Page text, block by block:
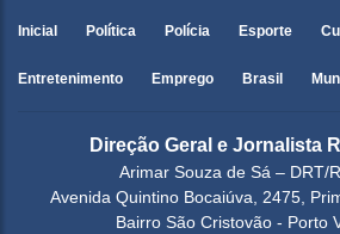
Inicial Política Polícia Esporte
Entretenimento Emprego Brasil
Direção Geral e Jornalista
Arimar Souza de Sá – DRT/
Avenida Quintino Bocaiúva, 2475,
Bairro São Cristovão - Porto